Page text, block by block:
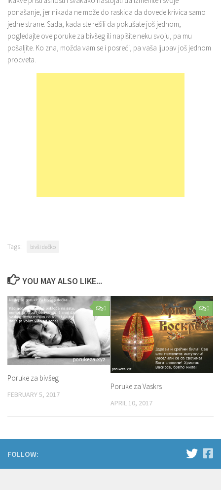
ponašanje, jer nikada ne može do raskida da dovede krivica samo
jedne strane. Sada, kada ste rešili da pokušate još jednom,
pogledajte ove poruke za bivšeg ili napišite neku svoju, pa mu
pošaljite. Ko zna, možda vam se i posreći, pa vaša ljubav još jednom
procveta.
Tags: bivši dečko
YOU MAY ALSO LIKE...
0
Poruke za bivšeg
FEBRUARY 5, 2017
0
Poruke za Vaskrs
APRIL 10, 2017
FOLLOW: